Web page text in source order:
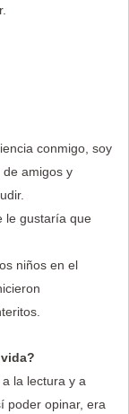
conmigo, soy
amigos y
le gustaría que
niños en el
la lectura y a
poder opinar, era